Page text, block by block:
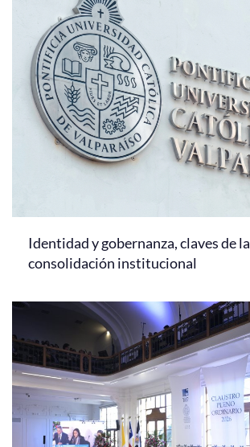
Identidad y gobernanza, claves de la
consolidación institucional